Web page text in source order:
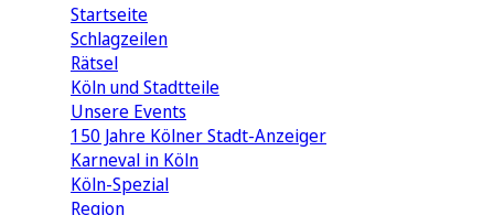
Startseite
Schlagzeilen
Rätsel
Köln und Stadtteile
Unsere Events
150 Jahre Kölner Stadt-Anzeiger
Karneval in Köln
Köln-Spezial
Region